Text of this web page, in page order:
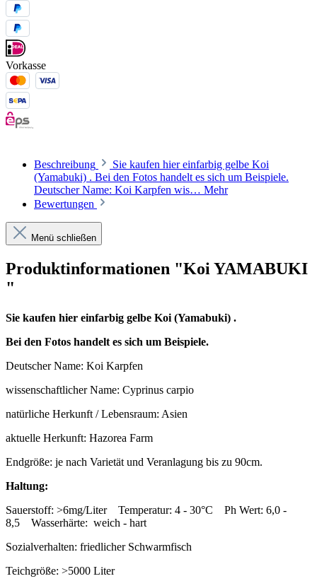
Vorkasse
Beschreibung
Sie kaufen hier einfarbig gelbe Koi
(Yamabuki) . Bei den Fotos handelt es sich um Beispiele.
Deutscher Name: Koi Karpfen wis… Mehr
Bewertungen
Menü schließen
Produktinformationen "Koi YAMABUKI
"
Sie kaufen hier einfarbig gelbe Koi (Yamabuki) .
Bei den Fotos handelt es sich um Beispiele.
Deutscher Name: Koi Karpfen
wissenschaftlicher Name: Cyprinus carpio
natürliche Herkunft / Lebensraum: Asien
aktuelle Herkunft: Hazorea Farm
Endgröße: je nach Varietät und Veranlagung bis zu 90cm.
Haltung:
Sauerstoff: >6mg/Liter Temperatur: 4 - 30°C Ph Wert: 6,0 -
8,5 Wasserhärte: weich - hart
Sozialverhalten: friedlicher Schwarmfisch
Teichgröße: >5000 Liter